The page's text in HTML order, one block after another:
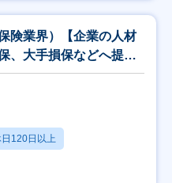
険業界）【企業の人材
、大手損保などへ提
120日以上